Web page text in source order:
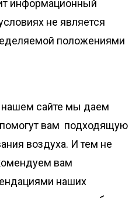
информационный
не является
положениями
нашем сайте мы даем
вам подходящую
воздуха. И тем не
вам
наших